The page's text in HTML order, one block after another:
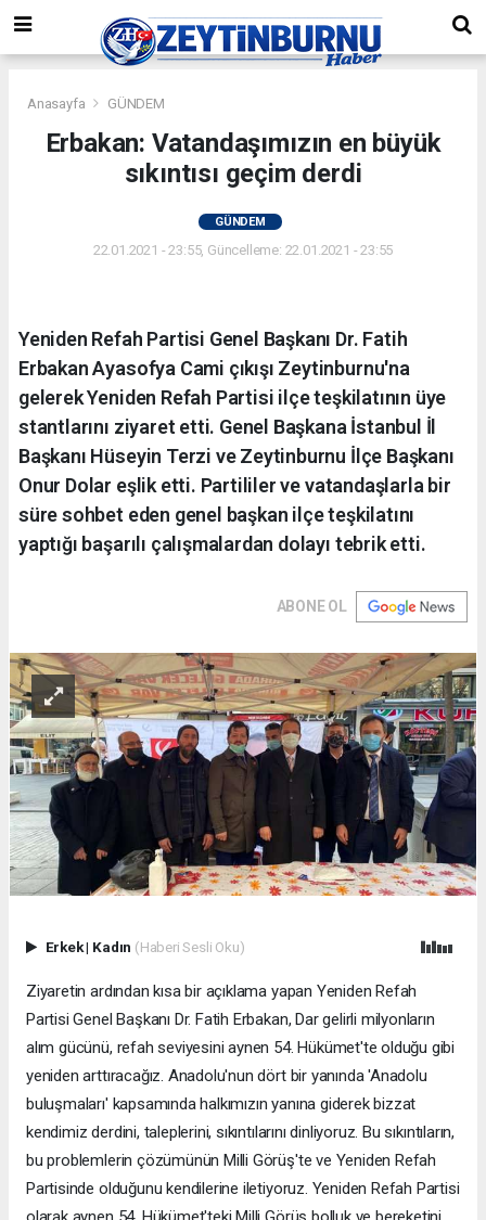
Anasayfa GÜNDEM
Erbakan: Vatandaşımızın en büyük
sıkıntısı geçim derdi
GÜNDEM
22.01.2021 - 23:55, Güncelleme: 22.01.2021 - 23:55
Yeniden Refah Partisi Genel Başkanı Dr. Fatih
Erbakan Ayasofya Cami çıkışı Zeytinburnu'na
gelerek Yeniden Refah Partisi ilçe teşkilatının üye
stantlarını ziyaret etti. Genel Başkana İstanbul İl
Başkanı Hüseyin Terzi ve Zeytinburnu İlçe Başkanı
Onur Dolar eşlik etti. Partililer ve vatandaşlarla bir
süre sohbet eden genel başkan ilçe teşkilatını
yaptığı başarılı çalışmalardan dolayı tebrik etti.
ABONE OL
Erkek| Kadın (Haberi Sesli Oku)
Ziyaretin ardından kısa bir açıklama yapan Yeniden Refah
Partisi Genel Başkanı Dr. Fatih Erbakan, Dar gelirli milyonların
alım gücünü, refah seviyesini aynen 54. Hükümet'te olduğu gibi
yeniden arttıracağız. Anadolu'nun dört bir yanında 'Anadolu
buluşmaları' kapsamında halkımızın yanına giderek bizzat
kendimiz derdini, taleplerini, sıkıntılarını dinliyoruz. Bu sıkıntıların,
bu problemlerin çözümünün Milli Görüş'te ve Yeniden Refah
Partisinde olduğunu kendilerine iletiyoruz. Yeniden Refah Partisi